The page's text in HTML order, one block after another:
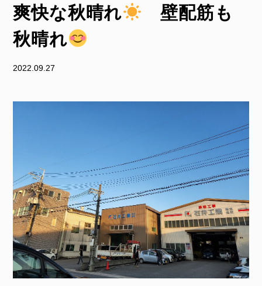
爽快な秋晴れ
壁配筋も
秋晴れ
2022.09.27